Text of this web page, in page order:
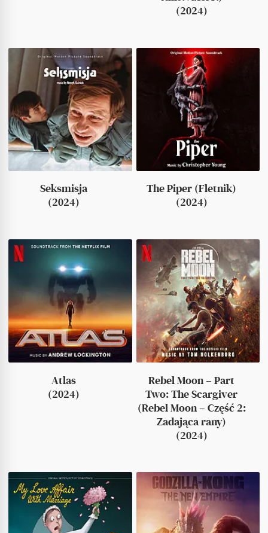
(2024)
Seksmisja
(2024)
The Piper (Fletnik)
(2024)
Atlas
(2024)
Rebel Moon – Part
Two: The Scargiver
(Rebel Moon – Część 2:
Zadająca rany)
(2024)